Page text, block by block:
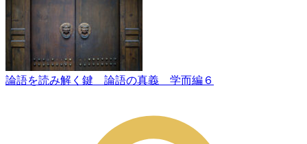
論語を読み解く鍵 論語の真義 学而編６